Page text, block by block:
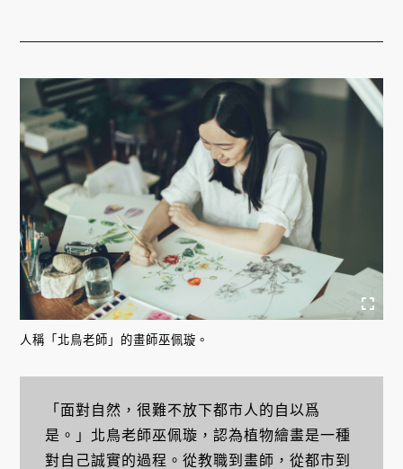
人稱「北鳥老師」的畫師巫佩璇。
「面對自然，很難不放下都市人的自以爲
是。」北鳥老師巫佩璇，認為植物繪畫是一種
對自己誠實的過程。從教職到畫師，從都市到